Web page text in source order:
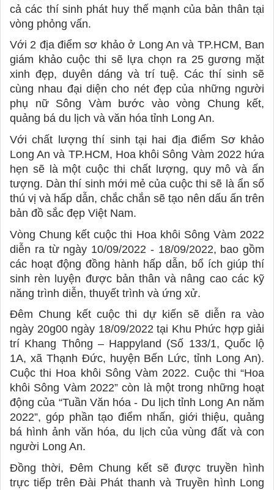
cả các thí sinh phát huy thế mạnh của bản thân tại
vòng phỏng vấn.
Với 2 địa điểm sơ khảo ở Long An và TP.HCM, Ban
giám khảo cuộc thi sẽ lựa chọn ra 25 gương mặt
xinh đẹp, duyên dáng và trí tuệ. Các thí sinh sẽ
cùng nhau đại diện cho nét đẹp của những người
phụ nữ Sông Vàm bước vào vòng Chung kết,
quảng bá du lịch và văn hóa tỉnh Long An.
Với chất lượng thí sinh tại hai địa điểm Sơ khảo
Long An và TP.HCM, Hoa khôi Sông Vàm 2022 hứa
hẹn sẽ là một cuộc thi chất lượng, quy mô và ấn
tượng. Dàn thí sinh mới mẻ của cuộc thi sẽ là ẩn số
thú vị và hấp dẫn, chắc chắn sẽ tạo nên dấu ấn trên
bản đồ sắc đẹp Việt Nam.
Vòng Chung kết cuộc thi Hoa khôi Sông Vàm 2022
diễn ra từ ngày 10/09/2022 - 18/09/2022, bao gồm
các hoạt động đồng hành hấp dẫn, bổ ích giúp thí
sinh rèn luyện được bản thân và nâng cao các kỹ
năng trình diễn, thuyết trình và ứng xử.
Đêm Chung kết cuộc thi dự kiến sẽ diễn ra vào
ngày 20g00 ngày 18/09/2022 tại Khu Phức hợp giải
trí Khang Thông – Happyland (Số 133/1, Quốc lộ
1A, xã Thạnh Đức, huyện Bến Lức, tỉnh Long An).
Cuộc thi Hoa khôi Sông Vàm 2022. Cuộc thi “Hoa
khôi Sông Vàm 2022” còn là một trong những hoạt
động của “Tuần Văn hóa - Du lịch tỉnh Long An năm
2022”, góp phần tạo điểm nhấn, giới thiệu, quảng
bá hình ảnh văn hóa, du lịch của vùng đất và con
người Long An.
Đồng thời, Đêm Chung kết sẽ được truyền hình
trực tiếp trên Đài Phát thanh và Truyền hình Long